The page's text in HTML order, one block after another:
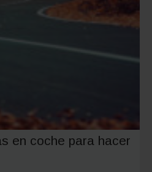
en coche para hacer